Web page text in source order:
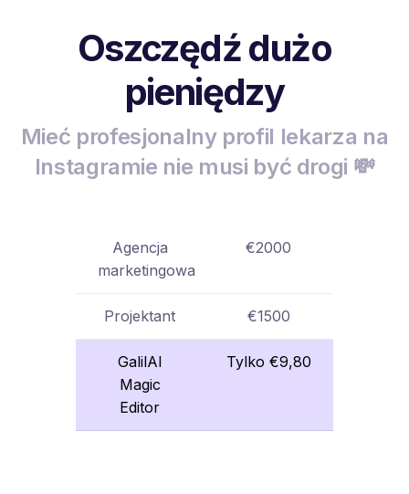
Oszczędź dużo
pieniędzy
Mieć profesjonalny profil lekarza na
Instagramie nie musi być drogi 💸
Agencja
marketingowa
€2000
Projektant €1500
GalilAI
Magic
Editor
Tylko €9,80